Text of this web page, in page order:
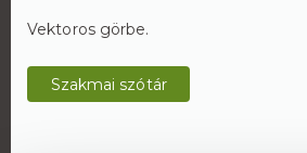
Vektoros görbe.
Szakmai szótár